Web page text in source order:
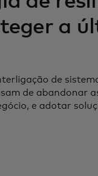
a
de
de abandonar
e adotar